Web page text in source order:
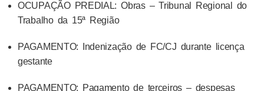
OCUPAÇÃO PREDIAL: Obras – Tribunal Regional do
Trabalho da 15ª Região
PAGAMENTO: Indenização de FC/CJ durante licença
gestante
PAGAMENTO: Pagamento de terceiros – despesas